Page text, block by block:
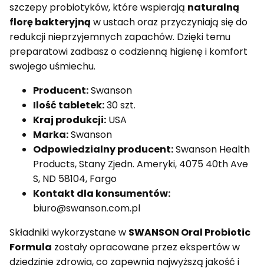
szczepy probiotyków, które wspierają naturalną
florę bakteryjną w ustach oraz przyczyniają się do
redukcji nieprzyjemnych zapachów. Dzięki temu
preparatowi zadbasz o codzienną higienę i komfort
swojego uśmiechu.
Producent:Swanson
Ilość tabletek:30 szt.
Kraj produkcji: USA
Marka:Swanson
Odpowiedzialny producent:Swanson Health
Products, Stany Zjedn. Ameryki, 4075 40th Ave
S, ND 58104, Fargo
Kontakt dla konsumentów:
biuro@swanson.com.pl
Składniki wykorzystane w SWANSON Oral Probiotic
Formula zostały opracowane przez ekspertów w
dziedzinie zdrowia, co zapewnia najwyższą jakość i